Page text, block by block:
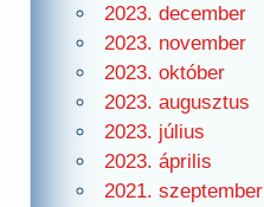
2023. december
2023. november
2023. október
2023. augusztus
2023. július
2023. április
2021. szeptember